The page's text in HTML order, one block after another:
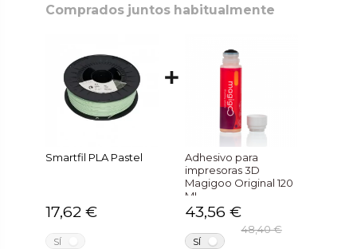
Comprados juntos habitualmente
Smartfil PLA Pastel
17,62 €
SÍ
Adhesivo para
impresoras 3D
Magigoo Original 120
ML
43,56 €
48,40 €
SÍ